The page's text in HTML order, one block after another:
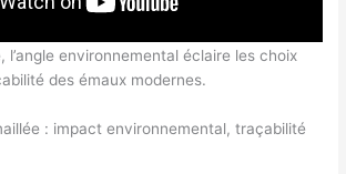
l’angle environnemental éclaire les choix
des émaux modernes.
: impact environnemental, traçabilité